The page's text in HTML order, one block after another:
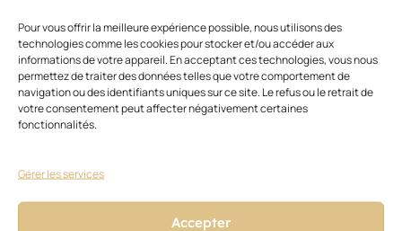
Pour vous offrir la meilleure expérience possible, nous utilisons des
technologies comme les cookies pour stocker et/ou accéder aux
informations de votre appareil. En acceptant ces technologies, vous nous
permettez de traiter des données telles que votre comportement de
navigation ou des identifiants uniques sur ce site. Le refus ou le retrait de
votre consentement peut affecter négativement certaines
fonctionnalités.
Gérer les services
Accepter
Dans ce contexte, vous pourriez vous demander quelle est
la procédure à suivre pour porter plainte pour diffamation
publique, surtout lorsque les informations disponibles
semblent floues. Quelle démarche juridique adopter ?
Pouvez-vous m'apporter des précisions à ce sujet ?